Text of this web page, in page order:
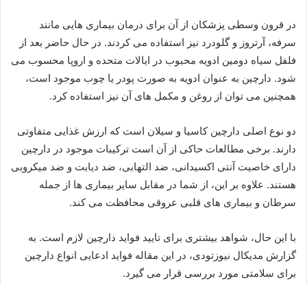
در قرون وسطی پزشکان از آن برای درمان بیماری هایی مانند
سرفه، آرتروز و گلودرد نیز استفاده می کردند. در حال حاضر بعد از
فلفل سیاه دومین ادویه محبوب در ایالات متحده و اروپا محسوب می
شود. دارچین به عنوان ادویه به صورت پودر یا چوب موجود است،
همچنین می توان از روغن و مکمل های آن نیز استفاده کرد.
دو نوع اصلی دارچین کاسیا و سیلان است که ارزش غذایی متفاوتی
دارند. برخی مطالعات حاکی از آن است ترکیبات موجود در دارچین
دارای خاصیت آنتی اکسیدانی، ضد التهابی، ضد دیابت و ضد میکروبی
هستند. علاوه بر این، از شما در مقابل سایر بیماری ها از جمله
سرطان و بیماری های قلبی عروقی محافظت می کند.
با این حال، شواهد بیشتری برای تایید فواید دارچین لازم است. به
گزارش مدیکال نیوزتودی، در این مقاله فواید ادعایی انواع دارچین
برای سلامتی مورد بررسی قرار می گیرد.